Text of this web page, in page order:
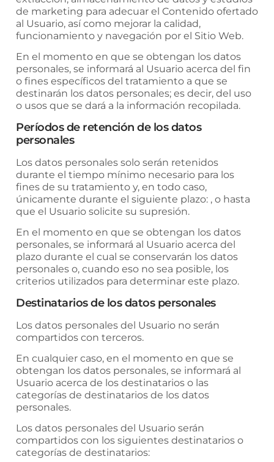
de marketing para adecuar el Contenido ofertado
al Usuario, así como mejorar la calidad,
funcionamiento y navegación por el Sitio Web.
En el momento en que se obtengan los datos
personales, se informará al Usuario acerca del fin
o fines específicos del tratamiento a que se
destinarán los datos personales; es decir, del uso
o usos que se dará a la información recopilada.
Períodos de retención de los datos
personales
Los datos personales solo serán retenidos
durante el tiempo mínimo necesario para los
fines de su tratamiento y, en todo caso,
únicamente durante el siguiente plazo: , o hasta
que el Usuario solicite su supresión.
En el momento en que se obtengan los datos
personales, se informará al Usuario acerca del
plazo durante el cual se conservarán los datos
personales o, cuando eso no sea posible, los
criterios utilizados para determinar este plazo.
Destinatarios de los datos personales
Los datos personales del Usuario no serán
compartidos con terceros.
En cualquier caso, en el momento en que se
obtengan los datos personales, se informará al
Usuario acerca de los destinatarios o las
categorías de destinatarios de los datos
personales.
Los datos personales del Usuario serán
compartidos con los siguientes destinatarios o
categorías de destinatarios: